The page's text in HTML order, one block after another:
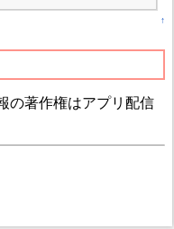
↑
の著作権はアプリ配信